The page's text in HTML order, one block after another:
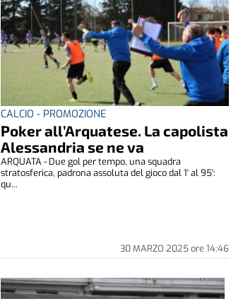
CALCIO - PROMOZIONE
Poker all’Arquatese. La capolista
Alessandria se ne va
30 MARZO 2025ore 14:46
ARQUATA - Due gol per tempo, una squadra
stratosferica, padrona assoluta del gioco dal 1' al 95':
qu...